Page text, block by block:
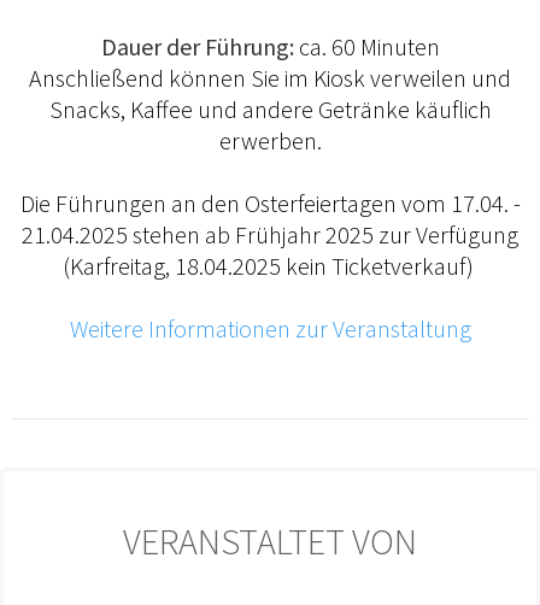
Dauer der Führung:ca. 60 Minuten
Anschließend können Sie im Kiosk verweilen und
Snacks, Kaffee und andere Getränke käuflich
erwerben.
Die Führungen an den Osterfeiertagen vom 17.04. -
21.04.2025 stehen ab Frühjahr 2025 zur Verfügung
(Karfreitag, 18.04.2025 kein Ticketverkauf)
Weitere Informationen zur Veranstaltung
VERANSTALTET VON